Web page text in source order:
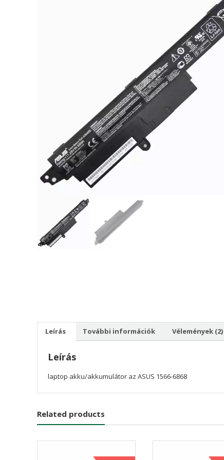
Leírás További információk Vélemények (2)
Leírás
laptop akku/akkumulátor az ASUS 1566-6868
Related products